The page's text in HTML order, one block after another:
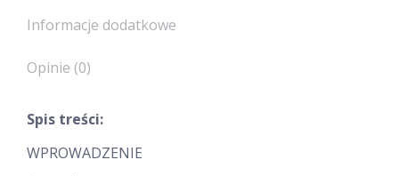
Informacje dodatkowe
Opinie (0)
Spis treści:
WPROWADZENIE